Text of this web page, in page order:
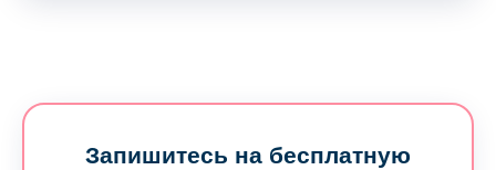
Запишитесь на бесплатную